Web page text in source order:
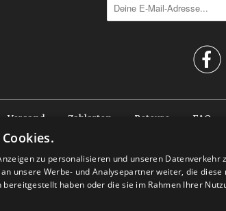

Versand Zahlarten Retoure FAQ
zu personalisieren und unseren
unsere Werbe- und Analysepartner weiter, die
haben oder die sie im Rahmen Ihrer